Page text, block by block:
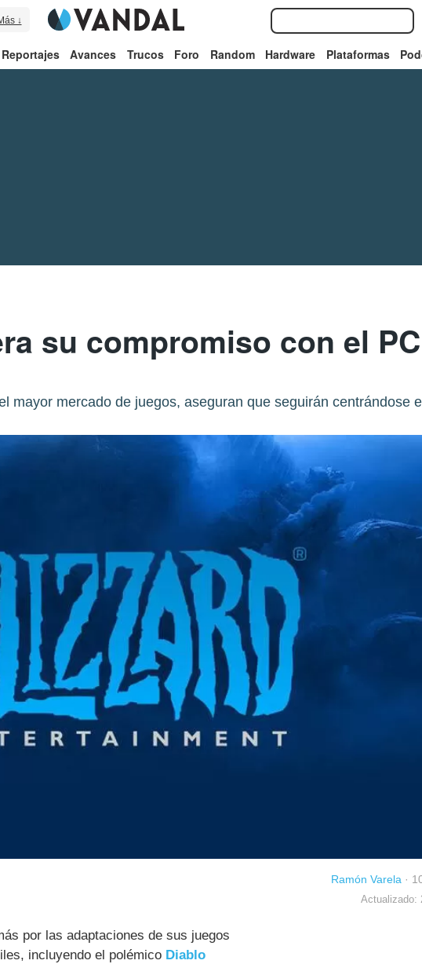
↓
Reportajes Avances Trucos Foro Random Hardware Plataformas
su compromiso con el PC
mayor mercado de juegos, aseguran que seguirán centrándose
Ramón Varela ·
Actualizado:
por las adaptaciones de sus juegos
incluyendo el polémico Diablo